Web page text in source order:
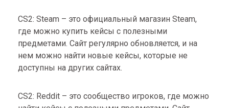
CS2: Steam – это официальный магазин Steam,
где можно купить кейсы с полезными
предметами. Сайт регулярно обновляется, и на
нем можно найти новые кейсы, которые не
доступны на других сайтах.
CS2: Reddit – это сообщество игроков, где можно